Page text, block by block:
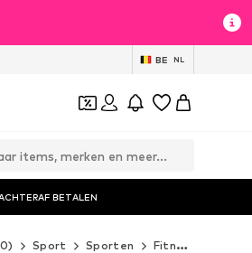
BE NL
BETALEN
Sport Sporten Fitness